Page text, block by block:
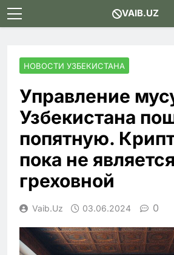
Skip
to
VAIB.UZ
НОВОСТИ УЗБЕКИСТАНА
Управление
Узбекистана
попятную.
пока не является
греховной
Vaib.uz 03.06.2024 0